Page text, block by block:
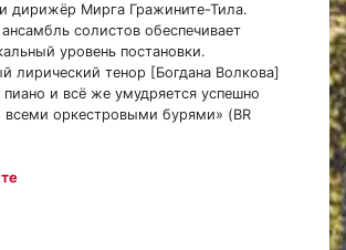
дирижёр Мирга Гражините-Тила.
солистов обеспечивает
уровень постановки.
лирический тенор [Богдана Волкова]
пиано и всё же умудряется успешно
всеми оркестровыми бурями» (BR